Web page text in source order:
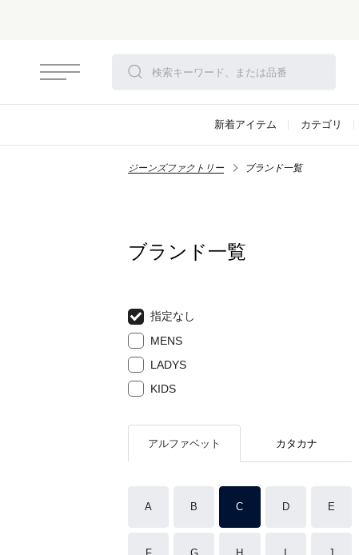
新着アイテム カテゴリ
ジーンズファクトリー ブランド一覧
ブランド一覧
指定なし
MENS
LADYS
KIDS
アルファベット カタカナ
A B C D E